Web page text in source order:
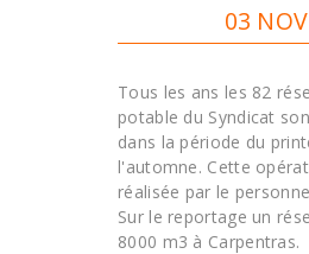
03 NOV
Tous les ans les 82
potable du Syndicat
dans la période du
l'automne. Cette
réalisée par le
Sur le reportage un
8000 m3 à Carpentras.